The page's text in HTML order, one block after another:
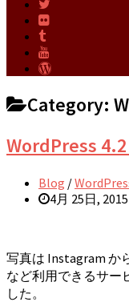
Category:
WordPress
Blog /
4月 25日, 2015
写真は Instagram か
など利用できるサー
した。